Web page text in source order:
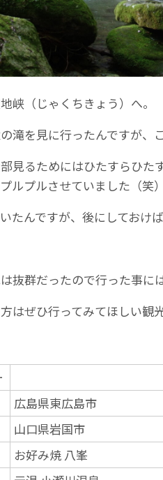
峡（じゃくちきょう）へ。
滝を見に行ったんですが、
見るためにはひたすらひた
ルプルさせていました（笑）
たんですが、後にしておけ
抜群だったので行った事に
はぜひ行ってみてほしい観
広島県東広島市
山口県岩国市
お好み焼 八峯